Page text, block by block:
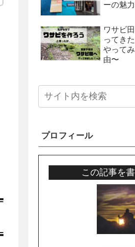
ーの魅
ワサビ
ってき
やって
由〜
プロフィール
この記事を